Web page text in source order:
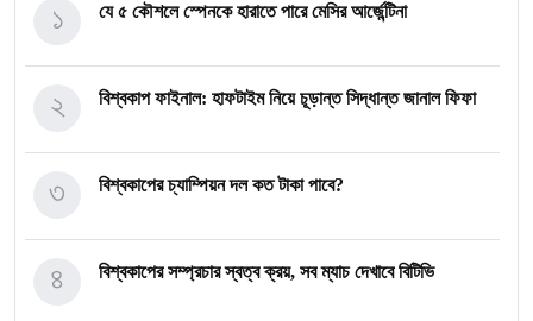
যে ৫ কৌশলে স্পেনকে হারাতে পারে মেসির আর্জেন্টিনা
১
বিশ্বকাপ ফাইনাল: হাফটাইম নিয়ে চূড়ান্ত সিদ্ধান্ত জানাল ফিফা
২
বিশ্বকাপের চ্যাম্পিয়ন দল কত টাকা পাবে?
৩
বিশ্বকাপের সম্প্রচার স্বত্ব ক্রয়, সব ম্যাচ দেখাবে বিটিভি
৪